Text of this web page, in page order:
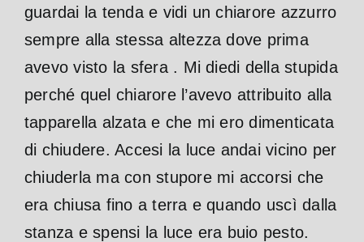
guardai la tenda e vidi un chiarore azzurro
sempre alla stessa altezza dove prima
avevo visto la sfera . Mi diedi della stupida
perché quel chiarore l’avevo attribuito alla
tapparella alzata e che mi ero dimenticata
di chiudere. Accesi la luce andai vicino per
chiuderla ma con stupore mi accorsi che
era chiusa fino a terra e quando uscì dalla
stanza e spensi la luce era buio pesto.